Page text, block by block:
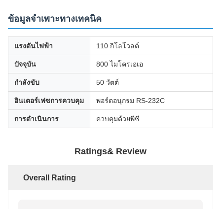
ข้อมูลจำเพาะทางเทคนิค
แรงดันไฟฟ้า 110 กิโลโวลต์
ปัจจุบัน 800 ไมโครเอเอ
กำลังขับ 50 วัตต์
อินเตอร์เฟซการควบคุม พอร์ตอนุกรม RS-232C
การดำเนินการ ควบคุมด้วยพีซี
Ratings& Review
Overall Rating